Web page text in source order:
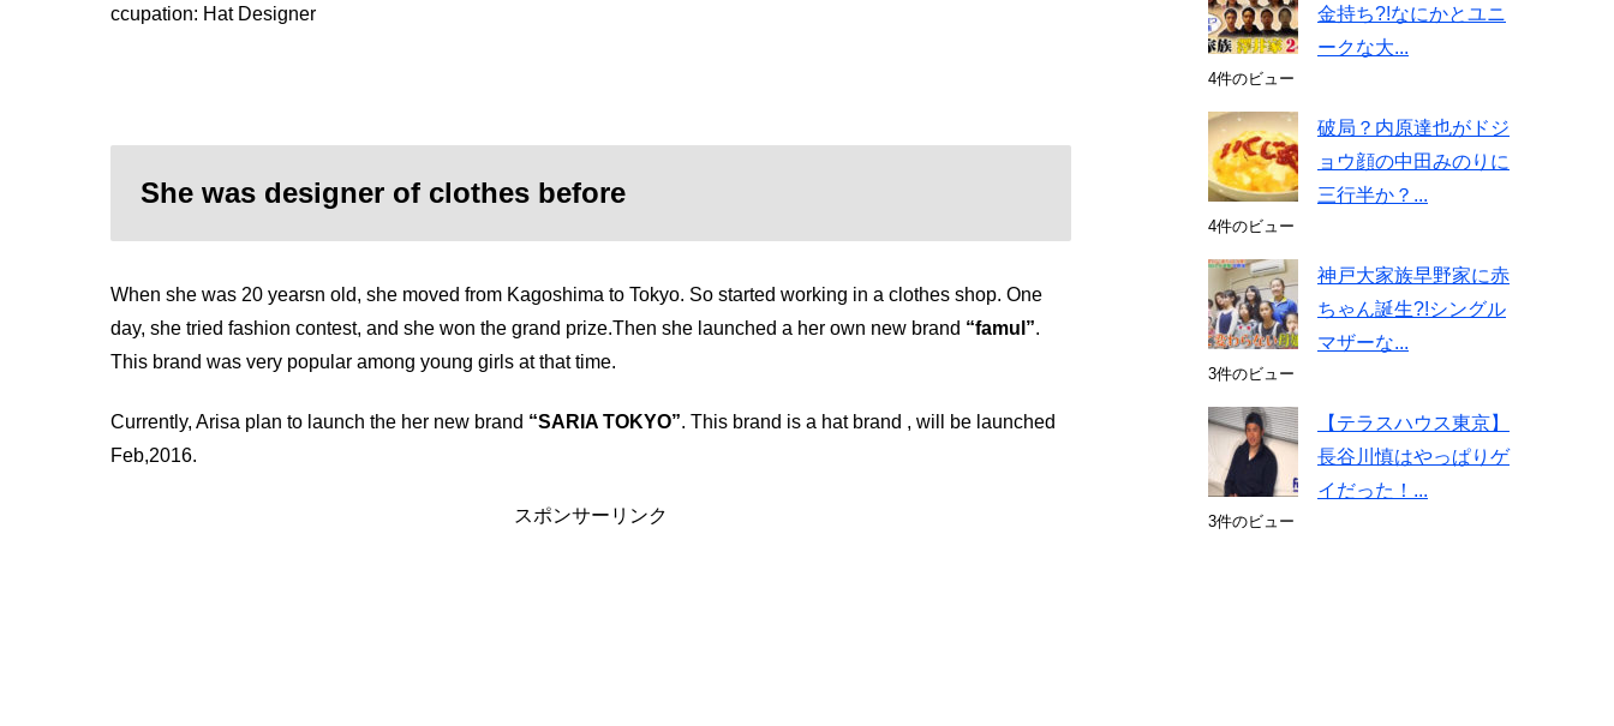
ccupation: Hat Designer
She was designer of clothes before
When she was 20 yearsn old, she moved from Kagoshima to Tokyo. So started working in a clothes shop. One
day, she tried fashion contest, and she won the grand prize.Then she launched a her own new brand “famul”.
This brand was very popular among young girls at that time.
Currently, Arisa plan to launch the her new brand “SARIA TOKYO”. This brand is a hat brand , will be launched
Feb,2016.
スポンサーリンク
金持ち?!なにかとユニ
ークな大...
4件のビュー
破局？内原達也がドジ
ョウ顔の中田みのりに
三行半か？...
4件のビュー
神戸大家族早野家に赤
ちゃん誕生?!シングル
マザーな...
3件のビュー
【テラスハウス東京】
長谷川慎はやっぱりゲ
イだった！...
3件のビュー